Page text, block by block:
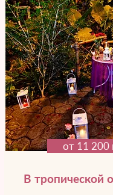
от 11 200
В тропической